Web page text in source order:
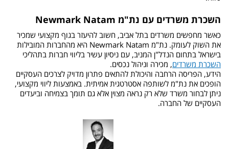
השכרת משרדים עם נת"מ Newmark Natam
כאשר מחפשים משרדים בתל אביב, חשוב להיעזר בגוף מקצועי שמכיר
את השוק לעומק. נת"מ Newmark Natam היא מהחברות המובילות
בישראל בתחום הנדל"ן המניב, עם ניסיון עשיר בליווי חברות בתהליכי
השכרת משרדים, מכירה וניהול נכסים.
הידע, הפריסה הרחבה והיכולת להתאים פתרון מדויק לצרכים העסקיים
הופכים את נת"מ לשותפה אסטרטגית אמיתית. באמצעות ליווי מקצועי,
ניתן לבחור משרד שלא רק נראה מצוין אלא גם תומך בצמיחה וביעדים
העסקיים של החברה.